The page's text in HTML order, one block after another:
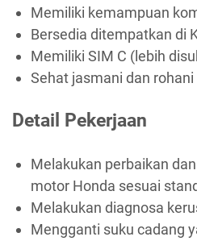
Memiliki kemampuan
Bersedia ditempatkan di
Memiliki SIM C (lebih
Sehat jasmani dan rohani
Detail Pekerjaan
Melakukan perbaikan
motor Honda sesuai
Melakukan diagnosa
Mengganti suku cadang